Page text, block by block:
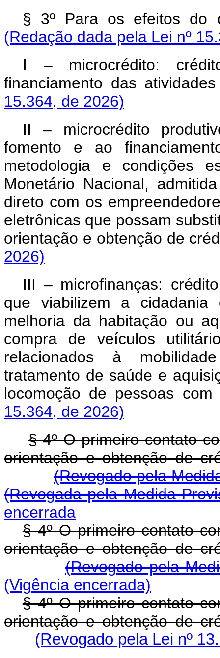
§ 3º Para os efeitos do
(Redação dada pela Lei nº
I – microcrédito:
financiamento das
15.364, de 2026)
II – microcrédito
fomento e ao
metodologia e condições
Monetário Nacional,
direto com os
eletrônicas que possam
orientação e obtenção de
2026)
III – microfinanças:
que viabilizem a cidadania
melhoria da habitação ou
compra de veículos
relacionados à
tratamento de saúde e
locomoção de pessoas com
15.364, de 2026)
§ 4º O primeiro contato
orientação e obtenção de
(Revogado pela
(Revogada pela Medida
encerrada
§ 4º O primeiro contato
orientação e obtenção de
(Revogado pela
(Vigência encerrada)
§ 4º O primeiro contato
orientação e obtenção de
(Revogado pela Lei nº